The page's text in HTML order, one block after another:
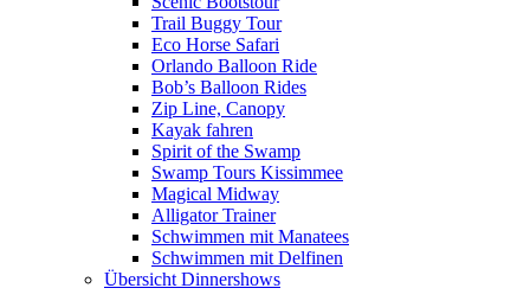
Trail Buggy Tour
Eco Horse Safari
Orlando Balloon Ride
Bob’s Balloon Rides
Zip Line, Canopy
Kayak fahren
Spirit of the Swamp
Swamp Tours Kissimmee
Magical Midway
Alligator Trainer
Schwimmen mit Manatees
Schwimmen mit Delfinen
Übersicht Dinnershows